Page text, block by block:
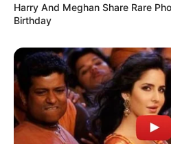
Harry And Meghan Share Rare
Birthday